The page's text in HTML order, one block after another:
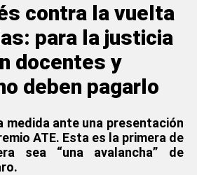
contra la vuelta
para la justicia
docentes y
deben pagarlo
medida ante una presentación
ATE. Esta es la primera de
sea “una avalancha” de